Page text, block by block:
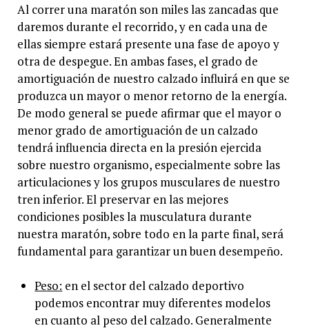
Al correr una maratón son miles las zancadas que
daremos durante el recorrido, y en cada una de
ellas siempre estará presente una fase de apoyo y
otra de despegue. En ambas fases, el grado de
amortiguación de nuestro calzado influirá en que se
produzca un mayor o menor retorno de la energía.
De modo general se puede afirmar que el mayor o
menor grado de amortiguación de un calzado
tendrá influencia directa en la presión ejercida
sobre nuestro organismo, especialmente sobre las
articulaciones y los grupos musculares de nuestro
tren inferior. El preservar en las mejores
condiciones posibles la musculatura durante
nuestra maratón, sobre todo en la parte final, será
fundamental para garantizar un buen desempeño.
Peso: en el sector del calzado deportivo
podemos encontrar muy diferentes modelos
en cuanto al peso del calzado. Generalmente